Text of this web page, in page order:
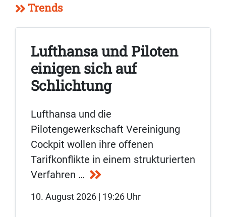
Trends
Lufthansa und Piloten
einigen sich auf
Schlichtung
Lufthansa und die
Pilotengewerkschaft Vereinigung
Cockpit wollen ihre offenen
Tarifkonflikte in einem strukturierten
Verfahren …
10. August 2026 | 19:26 Uhr